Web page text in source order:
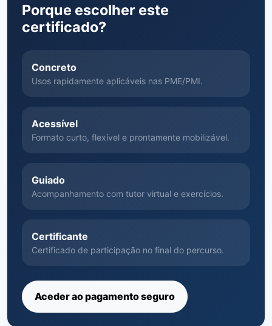
Porque escolher este
certificado?
Concreto
Usos rapidamente aplicáveis nas PME/PMI.
Acessível
Formato curto, flexível e prontamente mobilizável.
Guiado
Acompanhamento com tutor virtual e exercícios.
Certificante
Certificado de participação no final do percurso.
Aceder ao pagamento seguro